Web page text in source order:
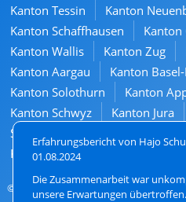
Erfahrungsbericht von Hajo
01.08.2024
Die Zusammenarbeit war
unsere Erwartungen
Kanton Tessin
Kanton
Kanton Schaffhausen
Kanton
Kanton Wallis
Kanton Zug
Kanton Aargau
Kanton
Kanton Solothurn
Kanton
Kanton Schwyz
Kanton Jura
Steiermark
Kärnten
Niederösterreich
© 2026. All rights reserved